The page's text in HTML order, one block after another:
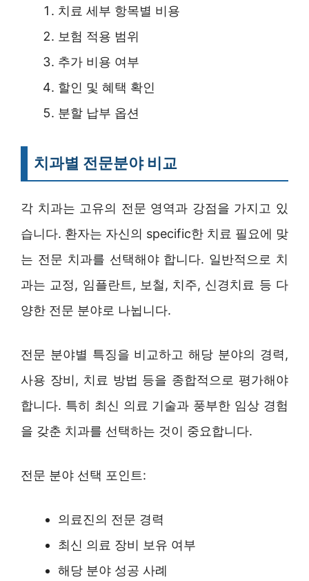
치료 세부 항목별 비용
보험 적용 범위
추가 비용 여부
할인 및 혜택 확인
분할 납부 옵션
치과별 전문분야 비교
각 치과는 고유의 전문 영역과 강점을 가지고 있
습니다. 환자는 자신의 specific한 치료 필요에 맞
는 전문 치과를 선택해야 합니다. 일반적으로 치
과는 교정, 임플란트, 보철, 치주, 신경치료 등 다
양한 전문 분야로 나뉩니다.
전문 분야별 특징을 비교하고 해당 분야의 경력,
사용 장비, 치료 방법 등을 종합적으로 평가해야
합니다. 특히 최신 의료 기술과 풍부한 임상 경험
을 갖춘 치과를 선택하는 것이 중요합니다.
전문 분야 선택 포인트:
의료진의 전문 경력
최신 의료 장비 보유 여부
해당 분야 성공 사례